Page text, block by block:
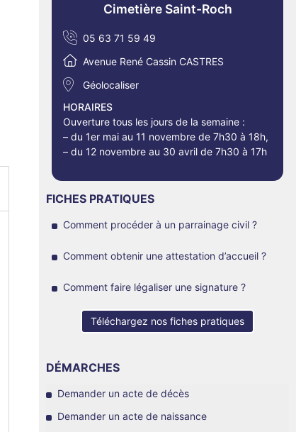
Cimetière Saint-Roch
05 63 71 59 49
Avenue René Cassin CASTRES
Géolocaliser
HORAIRES
Ouverture tous les jours de la semaine :
– du 1er mai au 11 novembre de 7h30 à 18h,
– du 12 novembre au 30 avril de 7h30 à 17h
FICHES PRATIQUES
Comment procéder à un parrainage civil ?
Comment obtenir une attestation d’accueil ?
Comment faire légaliser une signature ?
Téléchargez nos fiches pratiques
DÉMARCHES
Demander un acte de décès
Demander un acte de naissance